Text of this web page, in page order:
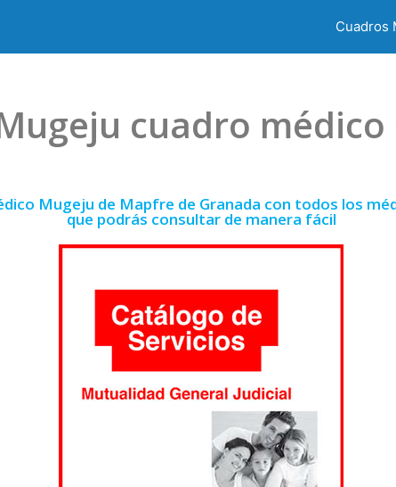
Cuadros
cuadro médico
Mugeju de Mapfre de Granada con todos los
que podrás consultar de manera fácil